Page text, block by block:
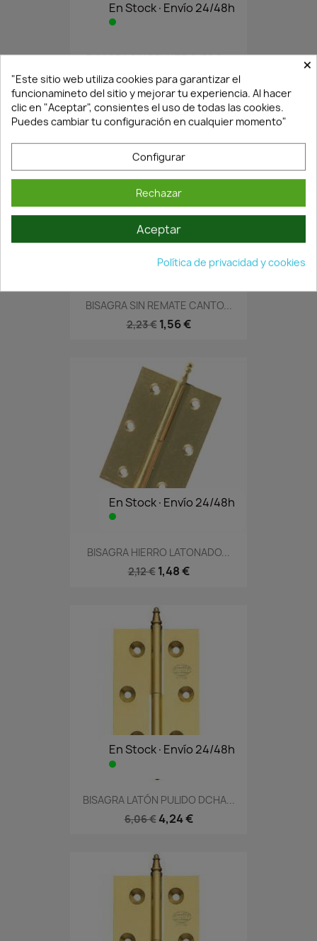
En Stock·Envío 24/48h
BISAGRA SIN REMATE C/RDO...
6,87 € 4,81 €
En Stock·Envío 24/48h
BISAGRA SIN REMATE CANTO...
2,23 € 1,56 €
En Stock·Envío 24/48h
BISAGRA HIERRO LATONADO...
2,12 € 1,48 €
En Stock·Envío 24/48h
BISAGRA LATÓN PULIDO DCHA...
6,06 € 4,24 €
×
"Este sitio web utiliza cookies para garantizar el
funcionamineto del sitio y mejorar tu experiencia. Al hacer
clic en "Aceptar", consientes el uso de todas las cookies.
Puedes cambiar tu configuración en cualquier momento"
Configurar
Rechazar
Aceptar
Política de privacidad y cookies